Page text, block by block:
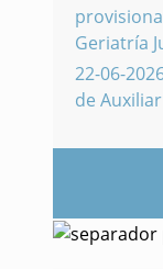
Geriatría
22-06-
de